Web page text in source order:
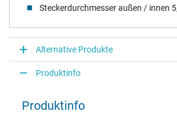
Steckerdurchmesser außen / innen
Alternative Produkte
Produktinfo
Produktinfo